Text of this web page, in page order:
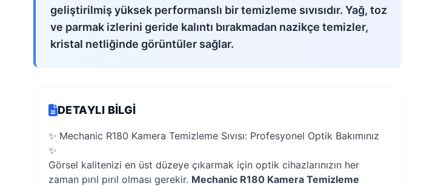
geliştirilmiş yüksek performanslı bir temizleme sıvısıdır. Yağ, toz
ve parmak izlerini geride kalıntı bırakmadan nazikçe temizler,
kristal netliğinde görüntüler sağlar.
DETAYLI BILGI
✨ Mechanic R180 Kamera Temizleme Sıvısı: Profesyonel Optik Bakımınız
✨
Görsel kalitenizi en üst düzeye çıkarmak için optik cihazlarınızın her
zaman pırıl pırıl olması gerekir. Mechanic R180 Kamera Temizleme